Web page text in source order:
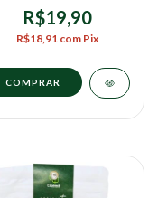
- GRAVETERO
R$19,90
R$18,91 com Pix